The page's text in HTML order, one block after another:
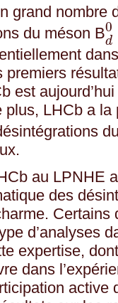
grand nombre
du méson B0
d
d0
premiers
est
plus, LHCb a
au LPNHE
des
Certains
d’analyses
expertise,
dans
active